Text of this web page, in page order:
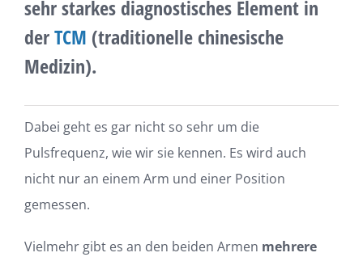
sehr starkes diagnostisches Element in
derTCM (traditionelle chinesische
Medizin).
Dabei geht es gar nicht so sehr um die
Pulsfrequenz, wie wir sie kennen. Es wird auch
nicht nur an einem Arm und einer Position
gemessen.
Vielmehr gibt es an den beiden Armen mehrere